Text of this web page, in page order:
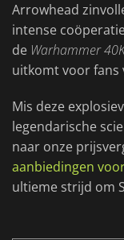
Arrowhead
intense
de Warhammer
uitkomt voor fans
Mis deze
legendarische
naar onze
aanbiedingen
ultieme strijd om